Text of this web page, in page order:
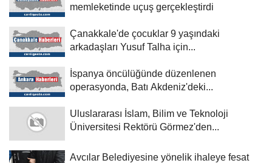
memleketinde uçuş gerçekleştirdi
Çanakkale'de çocuklar 9 yaşındaki
arkadaşları Yusuf Talha için...
İspanya öncülüğünde düzenlenen
operasyonda, Batı Akdeniz'deki...
Uluslararası İslam, Bilim ve Teknoloji
Üniversitesi Rektörü Görmez'den...
Avcılar Belediyesine yönelik ihaleye fesat